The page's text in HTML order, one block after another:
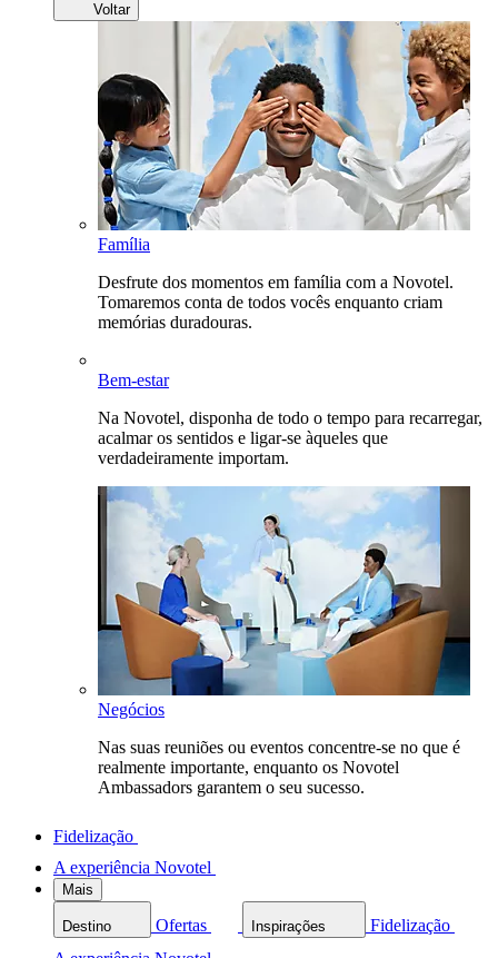
Voltar
Família
Desfrute dos momentos em família com a Novotel.
Tomaremos conta de todos vocês enquanto criam
memórias duradouras.
Bem-estar
Na Novotel, disponha de todo o tempo para recarregar,
acalmar os sentidos e ligar-se àqueles que
verdadeiramente importam.
Negócios
Nas suas reuniões ou eventos concentre-se no que é
realmente importante, enquanto os Novotel
Ambassadors garantem o seu sucesso.
Fidelização
A experiência Novotel
Mais
Destino Ofertas Inspirações
Fidelização